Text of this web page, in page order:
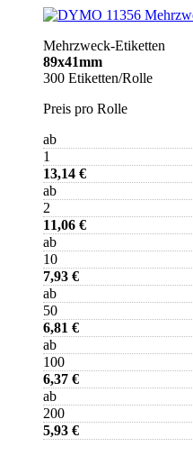
Mehrzweck-Etiketten
89x41mm
300 Etiketten/Rolle
Preis pro Rolle
ab
1
13,14 €
ab
2
11,06 €
ab
10
7,93 €
ab
50
6,81 €
ab
100
6,37 €
ab
200
5,93 €